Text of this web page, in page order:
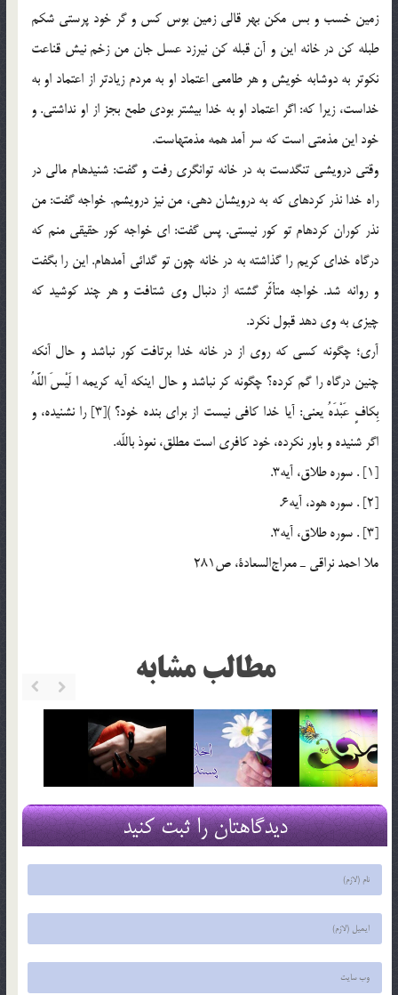
زمين خسب و بس مكن بهر قالى زمين بوس كس و گر خود پرستى شكم
طبله كن در خانه اين و آن قبله كن نيرزد عسل جان من زخم نيش قناعت
نكوتر به دوشابه خويش و هر طامعى اعتماد او به مردم زيادتر از اعتماد او به
خداست، زيرا كه: اگر اعتماد او به خدا بيشتر بودى طمع بجز از او نداشتى. و
خود اين مذمتى است كه سر آمد همه مذمتهاست.
وقتى درويشى تنگدست به در خانه توانگري رفت و گفت: شنيده‏ام مالى در
راه خدا نذر كرده‏اى كه به درويشان دهى، من نيز درويشم. خواجه گفت: من
نذر كوران كرده‏ام تو كور نيستى. پس گفت: اى خواجه كور حقيقى منم كه
درگاه خداى كريم را گذاشته به در خانه چون تو گدائى آمده‏ام. اين را بگفت
و روانه شد. خواجه متأثّر گشته از دنبال وى شتافت و هر چند كوشيد كه
چيزى به وى دهد قبول نكرد.
آرى؛ چگونه كسى كه روى از در خانه خدا برتافت كور نباشد و حال آنكه
چنين درگاه را گم كرده؟ چگونه كر نباشد و حال اينكه آيه كريمه ا لَيْسَ اللَّهُ
بِكافٍ عَبْدَهُ يعنى: آيا خدا كافى نيست از براى بنده خود؟ )[3] را نشنيده، و
اگر شنيده و باور نكرده، خود كافرى است مطلق، نعوذ باللّه.
[1] . سوره طلاق، آيه3.
[2] . سوره هود، آيه6.
[3] . سوره طلاق، آيه3.
ملا احمد نراقي ـ معراج‎السعادة، ص281
مطالب مشابه
دیدگاهتان را ثبت کنید